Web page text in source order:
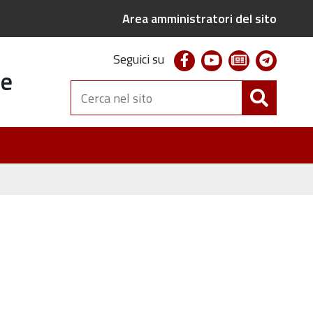
Area amministratori del sito
Seguici su facebookyoutubenewsletter
Cerca
nel
sito